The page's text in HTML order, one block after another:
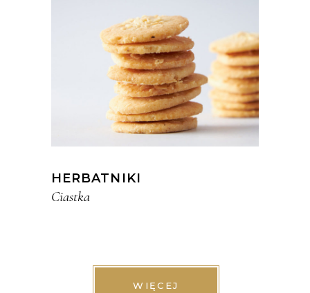
HERBATNIKI
Ciastka
WIĘCEJ